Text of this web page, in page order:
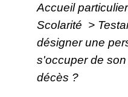
Accueil
Scolarité >
désigner une
s'occuper de
décès ?